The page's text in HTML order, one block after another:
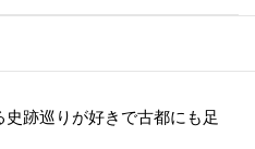
跡巡りが好きで古都にも足